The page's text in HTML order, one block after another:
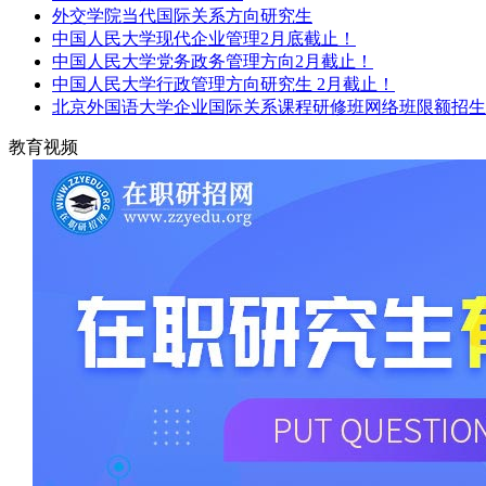
外交学院当代国际关系方向研究生
中国人民大学现代企业管理2月底截止！
中国人民大学党务政务管理方向2月截止！
中国人民大学行政管理方向研究生 2月截止！
北京外国语大学企业国际关系课程研修班网络班限额招
教育视频